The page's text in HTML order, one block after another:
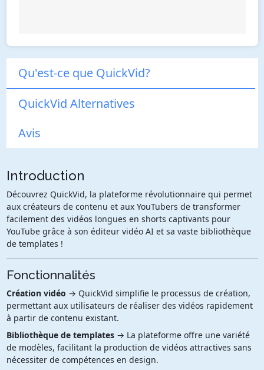
Qu'est-ce que QuickVid?
QuickVid Alternatives
Avis
Introduction
Découvrez QuickVid, la plateforme révolutionnaire qui permet
aux créateurs de contenu et aux YouTubers de transformer
facilement des vidéos longues en shorts captivants pour
YouTube grâce à son éditeur vidéo AI et sa vaste bibliothèque
de templates !
Fonctionnalités
Création vidéo → QuickVid simplifie le processus de création,
permettant aux utilisateurs de réaliser des vidéos rapidement
à partir de contenu existant.
Bibliothèque de templates→ La plateforme offre une variété
de modèles, facilitant la production de vidéos attractives sans
nécessiter de compétences en design.